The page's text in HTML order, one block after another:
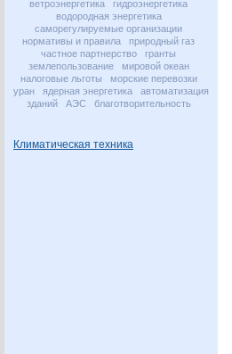
ветроэнергетика
гидроэнергетика
водородная энергетика
саморегулируемые организации
нормативы и правила
природный газ
частное партнерство
гранты
землепользование
мировой океан
налоговые льготы
морские перевозки
уран
ядерная энергетика
автоматизация
зданий
АЭС благотворительность
Климатическая техника